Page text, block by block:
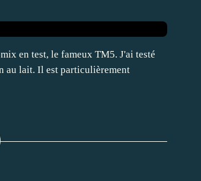
en test, le fameux TM5. J'ai testé
au lait. Il est particulièrement